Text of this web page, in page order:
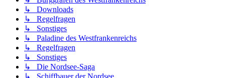
↳ Downloads
↳ Regelfragen
↳ Sonstiges
↳ Paladine des Westfrankenreichs
↳ Regelfragen
↳ Sonstiges
↳ Die Nordsee-Saga